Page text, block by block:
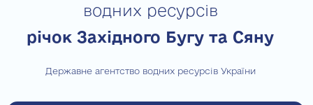
водних ресурсів
річок Західного Бугу та Сяну
Державне агентство водних ресурсів України